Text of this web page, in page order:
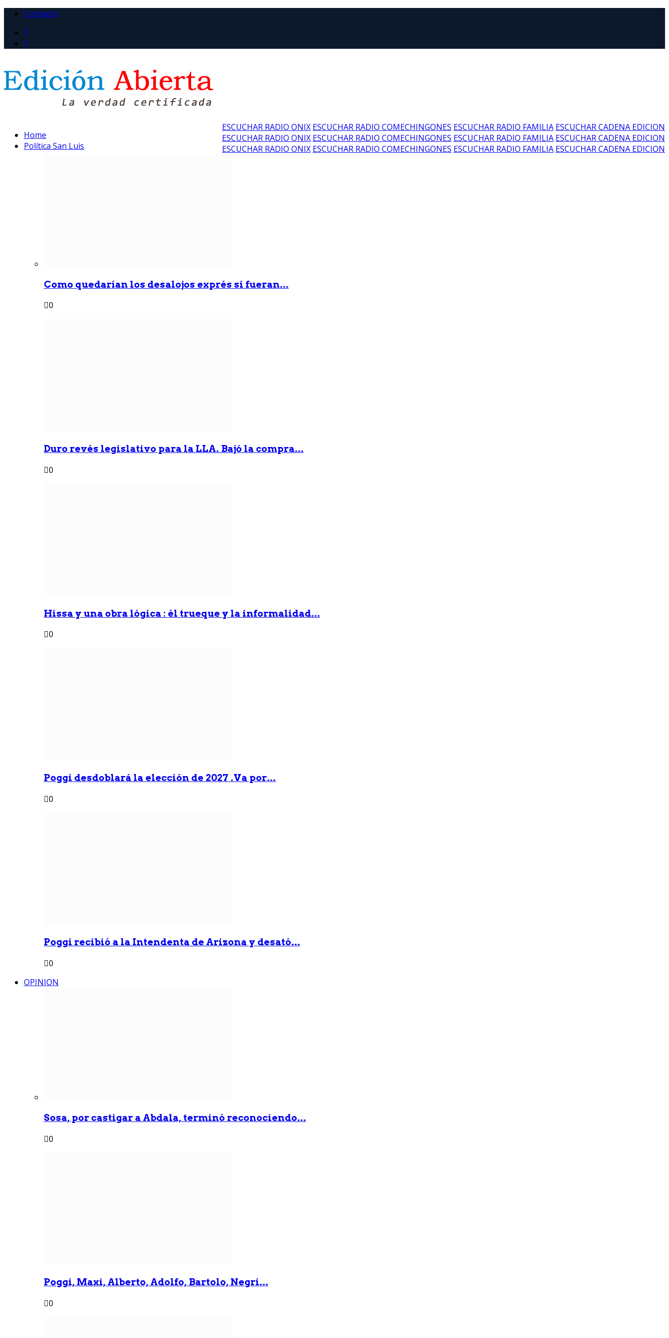
Contacto
ESCUCHAR RADIO ONIX ESCUCHAR RADIO COMECHINGONES ESCUCHAR RADIO FAMILIA ESCUCHAR CADENA EDICION
ESCUCHAR RADIO ONIX ESCUCHAR RADIO COMECHINGONES ESCUCHAR RADIO FAMILIA ESCUCHAR CADENA EDICION
ESCUCHAR RADIO ONIX ESCUCHAR RADIO COMECHINGONES ESCUCHAR RADIO FAMILIA ESCUCHAR CADENA EDICION
Home
Política San Luis
Como quedarían los desalojos exprés si fueran...
0
Duro revés legislativo para la LLA. Bajó la compra...
0
Hissa y una obra lógica : él trueque y la informalidad...
0
Poggi desdoblará la elección de 2027 .Va por...
0
Poggi recibió a la Intendenta de Arizona y desató...
0
OPINION
Sosa, por castigar a Abdala, terminó reconociendo...
0
Poggi, Maxi, Alberto, Adolfo, Bartolo, Negri...
0